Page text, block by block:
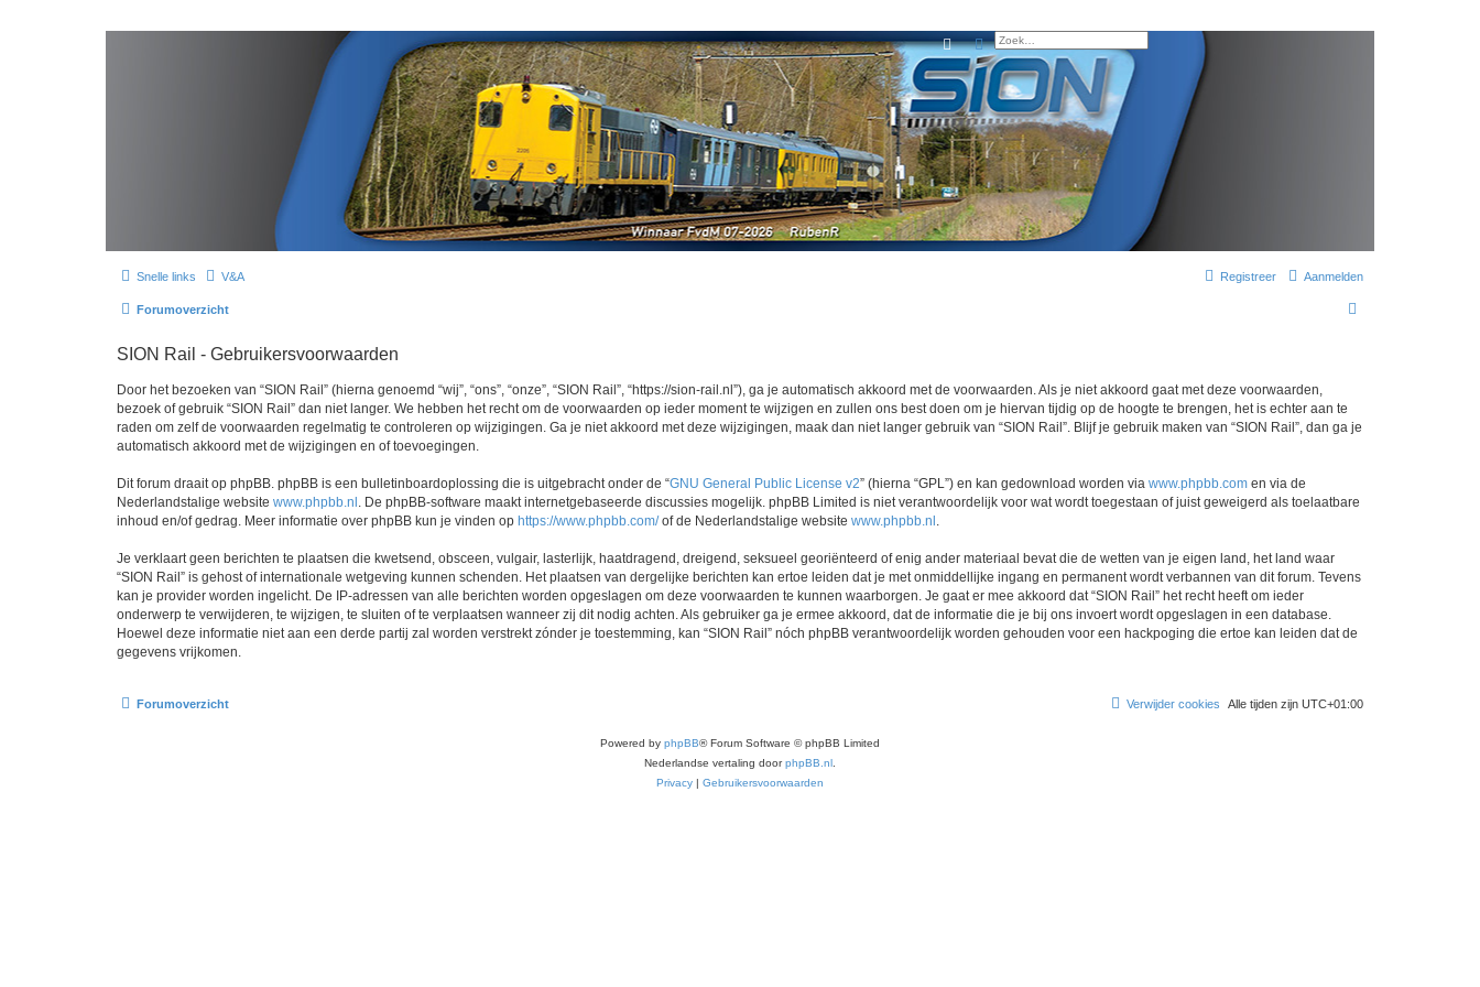
ZoekUitgebreid zoeken
Snelle links V&A Aanmelden
Registreer
Forumoverzicht
SION Rail - Gebruikersvoorwaarden
Door het bezoeken van “SION Rail” (hierna genoemd “wij”, “ons”, “onze”, “SION Rail”, “https://sion-rail.nl”), ga je automatisch akkoord met de voorwaarden. Als je niet akkoord gaat met deze voorwaarden,
bezoek of gebruik “SION Rail” dan niet langer. We hebben het recht om de voorwaarden op ieder moment te wijzigen en zullen ons best doen om je hiervan tijdig op de hoogte te brengen, het is echter aan te
raden om zelf de voorwaarden regelmatig te controleren op wijzigingen. Ga je niet akkoord met deze wijzigingen, maak dan niet langer gebruik van “SION Rail”. Blijf je gebruik maken van “SION Rail”, dan ga je
automatisch akkoord met de wijzigingen en of toevoegingen.
Dit forum draait op phpBB. phpBB is een bulletinboardoplossing die is uitgebracht onder de “GNU General Public License v2” (hierna “GPL”) en kan gedownload worden via www.phpbb.com en via de
Nederlandstalige website www.phpbb.nl . De phpBB-software maakt internetgebaseerde discussies mogelijk. phpBB Limited is niet verantwoordelijk voor wat wordt toegestaan of juist geweigerd als toelaatbare
inhoud en/of gedrag. Meer informatie over phpBB kun je vinden op https://www.phpbb.com/of de Nederlandstalige website www.phpbb.nl .
Je verklaart geen berichten te plaatsen die kwetsend, obsceen, vulgair, lasterlijk, haatdragend, dreigend, seksueel georiënteerd of enig ander materiaal bevat die de wetten van je eigen land, het land waar
“SION Rail” is gehost of internationale wetgeving kunnen schenden. Het plaatsen van dergelijke berichten kan ertoe leiden dat je met onmiddellijke ingang en permanent wordt verbannen van dit forum. Tevens
kan je provider worden ingelicht. De IP-adressen van alle berichten worden opgeslagen om deze voorwaarden te kunnen waarborgen. Je gaat er mee akkoord dat “SION Rail” het recht heeft om ieder
onderwerp te verwijderen, te wijzigen, te sluiten of te verplaatsen wanneer zij dit nodig achten. Als gebruiker ga je ermee akkoord, dat de informatie die je bij ons invoert wordt opgeslagen in een database.
Hoewel deze informatie niet aan een derde partij zal worden verstrekt zónder je toestemming, kan “SION Rail” nóch phpBB verantwoordelijk worden gehouden voor een hackpoging die ertoe kan leiden dat de
gegevens vrijkomen.
Forumoverzicht Alle tijden zijn UTC+01:00
Verwijder cookies
Powered by phpBB® Forum Software © phpBB Limited
Nederlandse vertaling doorphpBB.nl
Privacy | Gebruikersvoorwaarden